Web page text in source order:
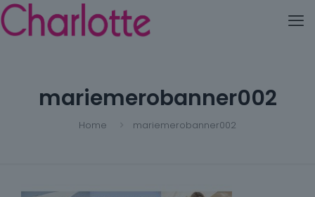
mariemerobanner002
Home mariemerobanner002